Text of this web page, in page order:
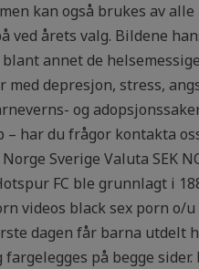
kan også brukes av
årets valg. Bildene
annet de
depresjon, stress,
og
har du frågor kontakta
Sverige Valuta SEK
FC ble grunnlagt i
videos black sex porn o/u
dagen får barna utdelt
på begge